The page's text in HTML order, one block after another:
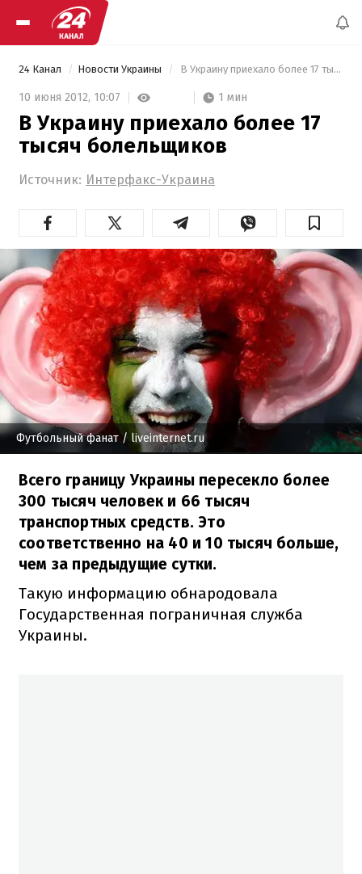
24 Канал Новости Украины В Украину приехало более 17 тысяч болельщиков
10 июня 2012, 10:07 1 мин
В Украину приехало более 17
тысяч болельщиков
Источник: Интерфакс-Украина
Футбольный фанат/ liveinternet.ru
Всего границу Украины пересекло более
300 тысяч человек и 66 тысяч
транспортных средств. Это
соответственно на 40 и 10 тысяч больше,
чем за предыдущие сутки.
Такую информацию обнародовала
Государственная пограничная служба
Украины.